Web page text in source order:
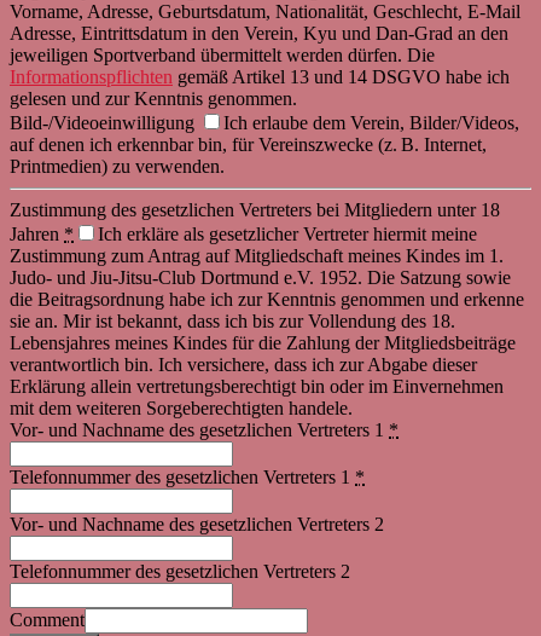
Vorname, Adresse, Geburtsdatum, Nationalität, Geschlecht, E-Mail
Adresse, Eintrittsdatum in den Verein, Kyu und Dan-Grad an den
jeweiligen Sportverband übermittelt werden dürfen. Die
Informationspflichten gemäß Artikel 13 und 14 DSGVO habe ich
gelesen und zur Kenntnis genommen.
Bild-/Videoeinwilligung
Ich erlaube dem Verein, Bilder/Videos,
auf denen ich erkennbar bin, für Vereinszwecke (z. B. Internet,
Printmedien) zu verwenden.
Zustimmung des gesetzlichen Vertreters bei Mitgliedern unter 18
Jahren *
Ich erkläre als gesetzlicher Vertreter hiermit meine
Zustimmung zum Antrag auf Mitgliedschaft meines Kindes im 1.
Judo- und Jiu-Jitsu-Club Dortmund e.V. 1952. Die Satzung sowie
die Beitragsordnung habe ich zur Kenntnis genommen und erkenne
sie an. Mir ist bekannt, dass ich bis zur Vollendung des 18.
Lebensjahres meines Kindes für die Zahlung der Mitgliedsbeiträge
verantwortlich bin. Ich versichere, dass ich zur Abgabe dieser
Erklärung allein vertretungsberechtigt bin oder im Einvernehmen
mit dem weiteren Sorgeberechtigten handele.
Vor- und Nachname des gesetzlichen Vertreters 1 *
Telefonnummer des gesetzlichen Vertreters 1 *
Vor- und Nachname des gesetzlichen Vertreters 2
Telefonnummer des gesetzlichen Vertreters 2
Comment